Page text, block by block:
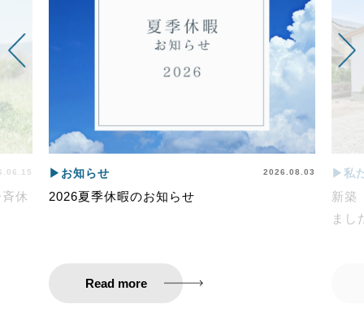
休
▶ お知らせ
2026夏季休暇のお知らせ
2026.08.03
Read more
▶私
新築
まし